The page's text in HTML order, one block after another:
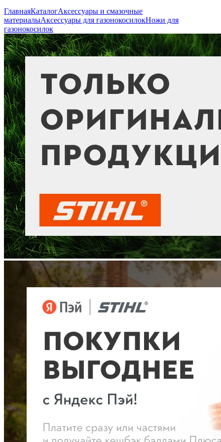
ГлавнаяКаталогАксессуары и смазочные
материалыАксессуары для газонокосилокНожи для
газонокосилок